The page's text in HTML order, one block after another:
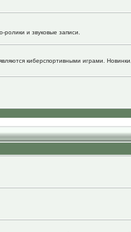
и звуковые записи.
киберспортивными играми.